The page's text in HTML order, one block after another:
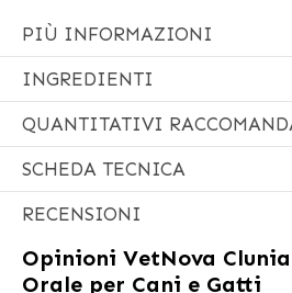
PIÙ INFORMAZIONI
INGREDIENTI
QUANTITATIVI
SCHEDA TECNICA
RECENSIONI
Opinioni VetNova
Orale per Cani e Gatti